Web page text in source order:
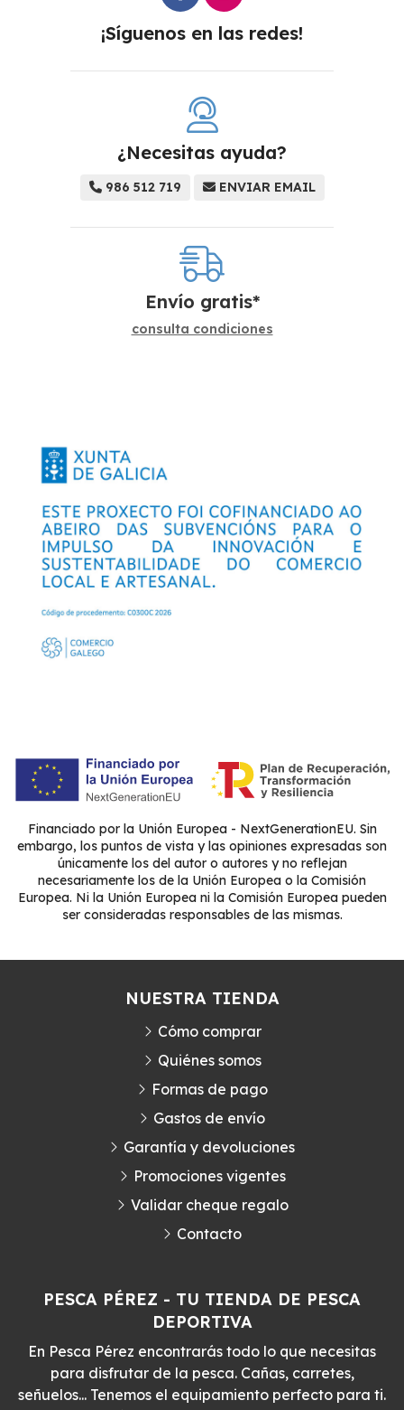
¡Síguenos en las redes!
¿Necesitas ayuda?
986 512 719 ENVIAR EMAIL
Envío gratis*
consulta condiciones
Financiado por la Unión Europea - NextGenerationEU. Sin
embargo, los puntos de vista y las opiniones expresadas son
únicamente los del autor o autores y no reflejan
necesariamente los de la Unión Europea o la Comisión
Europea. Ni la Unión Europea ni la Comisión Europea pueden
ser consideradas responsables de las mismas.
PESCA PÉREZ - TU TIENDA DE PESCA
DEPORTIVA
En Pesca Pérez encontrarás todo lo que necesitas
para disfrutar de la pesca. Cañas, carretes,
señuelos... Tenemos el equipamiento perfecto para ti.
NUESTRA TIENDA
Cómo comprar
Quiénes somos
Formas de pago
Gastos de envío
Garantía y devoluciones
Promociones vigentes
Validar cheque regalo
Contacto